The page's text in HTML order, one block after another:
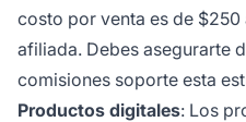
costo por venta es de
afiliada. Debes asegurarte
comisiones soporte esta
Productos digitales: Los